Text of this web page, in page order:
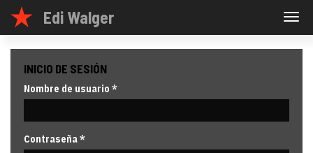
Pasar
contenido
principal
Edi Walger
INICIO DE SESIÓN
Nombre de usuario *
Contraseña*